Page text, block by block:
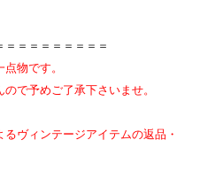
＝＝＝＝＝＝＝＝＝
物です。
で予めご了承下さいませ。
ヴィンテージアイテムの返品・